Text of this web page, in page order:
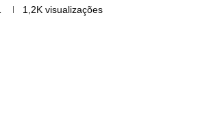
1,2Kvisualizações